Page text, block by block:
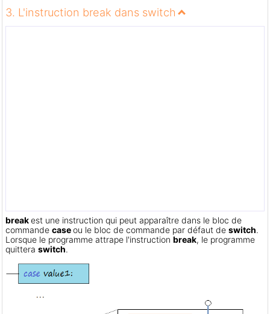
3. L'instruction break dans switch
breakest une instruction qui peut apparaître dans le bloc de
commande caseou le bloc de commande par défaut de switch.
Lorsque le programme attrape l'instruction break, le programme
quittera switch.